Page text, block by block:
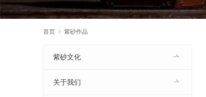
首页 紫砂作品
紫砂文化
关于我们